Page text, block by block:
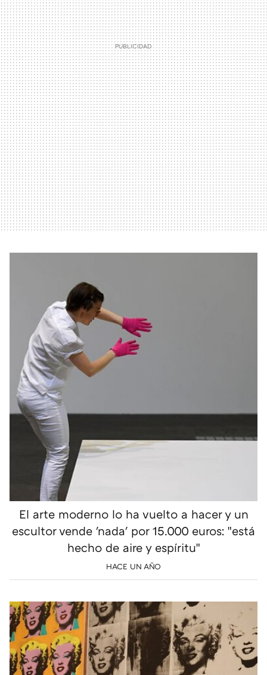
El arte moderno lo ha vuelto a hacer y un
escultor vende 'nada' por 15.000 euros: "está
hecho de aire y espíritu"
HACE UN AÑO